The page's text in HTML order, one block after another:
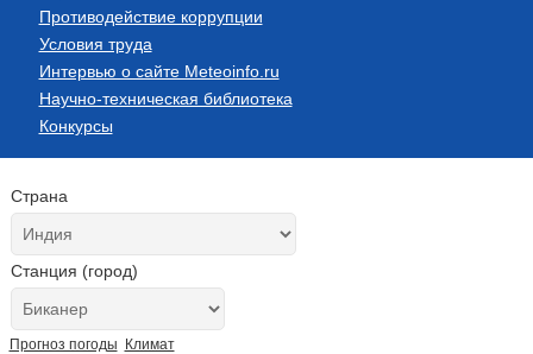
Противодействие коррупции
Условия труда
Интервью о сайте Meteoinfo.ru
Научно-техническая библиотека
Конкурсы
Страна
Станция (город)
Прогноз погоды Климат